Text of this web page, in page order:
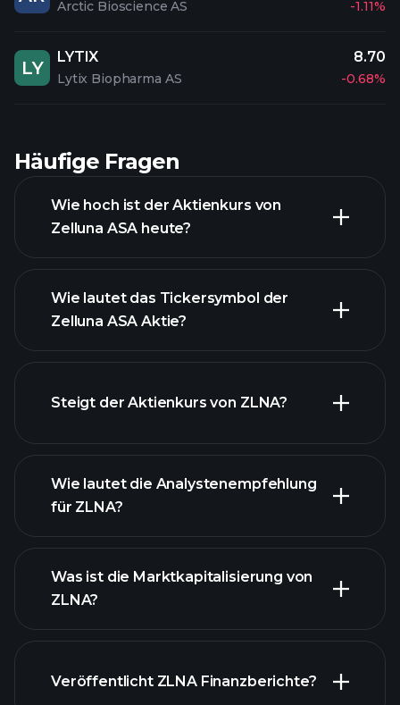
Arctic Bioscience AS -1.11%
LY
LYTIX
Lytix Biopharma AS
8.70
-0.68%
Häufige Fragen
Wie hoch ist der Aktienkurs von
Zelluna ASA heute?
fortgeschrittenen
Wie lautet das Tickersymbol der
Zelluna ASA Aktie?
Steigt der Aktienkurs von ZLNA?
ZLNA Diagramm
Wie lautet die Analystenempfehlung
für ZLNA?
Was ist die Marktkapitalisierung von
ZLNA?
unsere Liste der Aktien
Veröffentlicht ZLNA Finanzberichte?